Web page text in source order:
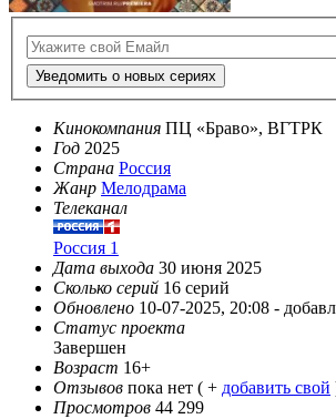
Уведомить о новых сериях
Кинокомпания ПЦ «Браво», ВГТРК
Год 2025
Страна Россия
Жанр Мелодрама
Телеканал
Россия 1
Дата выхода 30 июня 2025
Сколько серий 16 серий
Обновлено 10-07-2025, 20:08 -
Статус проекта
Завершен
Возраст 16+
Отзывов пока нет ( + добавить свой
Просмотров 44 299